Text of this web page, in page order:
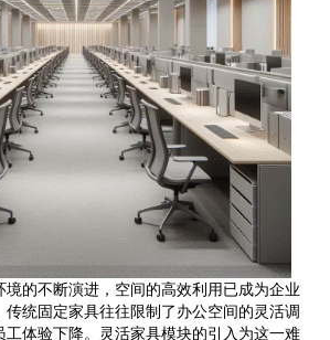
境的不断演进，空间的高效利用已成为企业
传统固定家具往往限制了办公空间的灵活调
工体验下降。灵活家具模块的引入为这一难